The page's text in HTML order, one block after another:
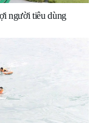
người tiêu dùng